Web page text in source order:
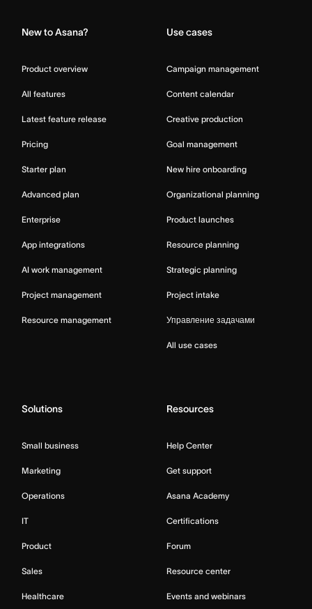
New to Asana?
Product overview
All features
Latest feature release
Pricing
Starter plan
Advanced plan
Enterprise
App integrations
AI work management
Project management
Resource management
Use cases
Campaign management
Content calendar
Creative production
Goal management
New hire onboarding
Organizational planning
Product launches
Resource planning
Strategic planning
Project intake
Управление задачами
All use cases
Solutions
Small business
Marketing
Operations
IT
Product
Sales
Healthcare
Resources
Help Center
Get support
Asana Academy
Certifications
Forum
Resource center
Events and webinars